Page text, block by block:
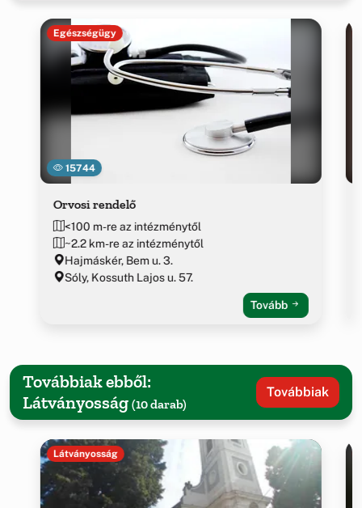
15744
Egészségügy
Orvosi rendelő
<100 m-re az intézménytől
~2.2 km-re az intézménytől
Hajmáskér, Bem u. 3.
Sóly, Kossuth Lajos u. 57.
Tovább
Továbbiak ebből:
Látványosság (10 darab)
Továbbiak
Látványosság